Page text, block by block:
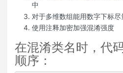
中
对于多维数组能用数字下标
使用注释加密加强混淆强度
在混淆类名时，代
顺序：